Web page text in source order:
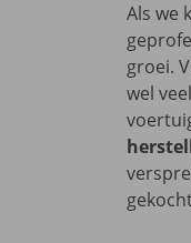
Als we
groei.
wel